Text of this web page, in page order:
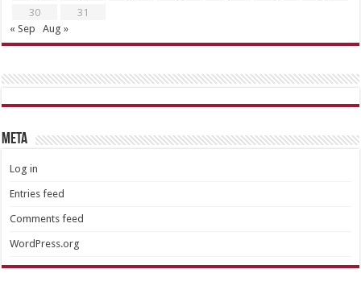
30
31
« Sep
Aug »
META
Log in
Entries feed
Comments feed
WordPress.org